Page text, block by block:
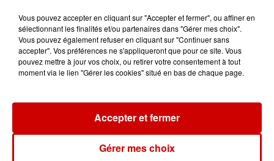
Jeux Voir plus
Vous pouvez accepter en cliquant sur "Accepter et fermer", ou affiner en
sélectionnant les finalités et/ou partenaires dans "Gérer mes choix".
Vous pouvez également refuser en cliquant sur "Continuer sans
accepter". Vos préférences ne s'appliqueront que pour ce site. Vous
pouvez mettre à jour vos choix, ou retirer votre consentement à tout
moment via le lien "Gérer les cookies" situé en bas de chaque page.
Gérer mes choix
Accepter et fermer